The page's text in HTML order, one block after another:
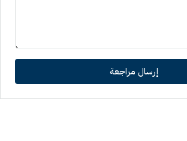
إرسال مراجعة